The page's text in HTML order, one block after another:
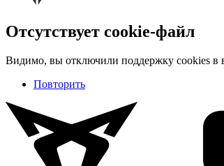
Отсутствует cookie-файл
Видимо, вы отключили поддержку cookies в
Повторить